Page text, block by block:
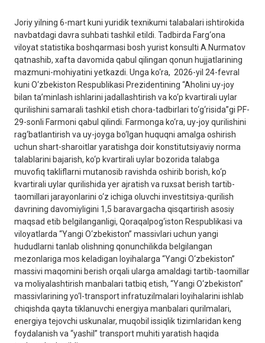
Joriy yilning 6-mart kuni yuridik texnikumi talabalari ishtirokida
navbatdagi davra suhbati tashkil etildi. Tadbirda Farg‘ona
viloyat statistika boshqarmasi bosh yurist konsulti A.Nurmatov
qatnashib, xafta davomida qabul qilingan qonun hujjatlarining
mazmuni-mohiyatini yetkazdi. Unga ko‘ra, 2026-yil 24-fevral
kuni O‘zbekiston Respublikasi Prezidentining “Aholini uy-joy
bilan ta’minlash ishlarini jadallashtirish va ko‘p kvartirali uylar
qurilishini samarali tashkil etish chora-tadbirlari to‘g‘risida”gi PF-
29-sonli Farmoni qabul qilindi. Farmonga ko‘ra, uy-joy qurilishini
rag‘batlantirish va uy-joyga bo‘lgan huquqni amalga oshirish
uchun shart-sharoitlar yaratishga doir konstitutsiyaviy norma
talablarini bajarish, ko‘p kvartirali uylar bozorida talabga
muvofiq takliflarni mutanosib ravishda oshirib borish, ko‘p
kvartirali uylar qurilishida yer ajratish va ruxsat berish tartib-
taomillari jarayonlarini o‘z ichiga oluvchi investitsiya-qurilish
davrining davomiyligini 1,5 baravargacha qisqartirish asosiy
maqsad etib belgilanganligi, Qoraqalpog‘iston Respublikasi va
viloyatlarda “Yangi O‘zbekiston” massivlari uchun yangi
hududlarni tanlab olishning qonunchilikda belgilangan
mezonlariga mos keladigan loyihalarga “Yangi O‘zbekiston”
massivi maqomini berish orqali ularga amaldagi tartib-taomillar
va moliyalashtirish manbalari tatbiq etish, “Yangi O‘zbekiston”
massivlarining yo‘l-transport infratuzilmalari loyihalarini ishlab
chiqishda qayta tiklanuvchi energiya manbalari qurilmalari,
energiya tejovchi uskunalar, muqobil issiqlik tizimlaridan keng
foydalanish va “yashil” transport muhiti yaratish haqida